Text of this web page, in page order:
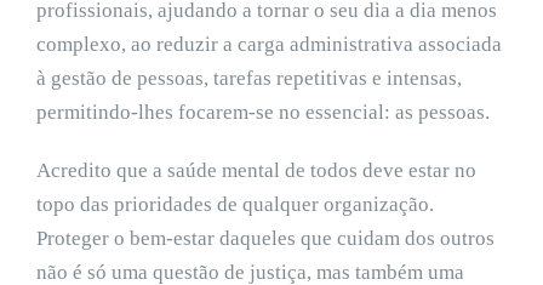
profissionais, ajudando a tornar o seu dia a dia menos
complexo, ao reduzir a carga administrativa associada
à gestão de pessoas, tarefas repetitivas e intensas,
permitindo-lhes focarem-se no essencial: as pessoas.
Acredito que a saúde mental de todos deve estar no
topo das prioridades de qualquer organização.
Proteger o bem-estar daqueles que cuidam dos outros
não é só uma questão de justiça, mas também uma